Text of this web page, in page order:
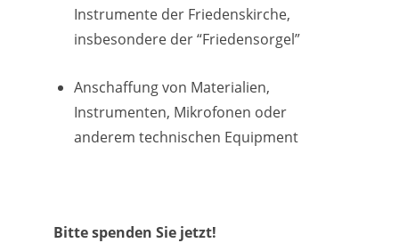
Instrumente der Friedenskirche,
insbesondere der “Friedensorgel”
Anschaffung von Materialien,
Instrumenten, Mikrofonen oder
anderem technischen Equipment
Bitte spenden Sie jetzt!